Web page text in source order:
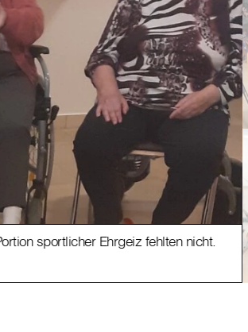
sportlicher Ehrgeiz fehlten nicht.